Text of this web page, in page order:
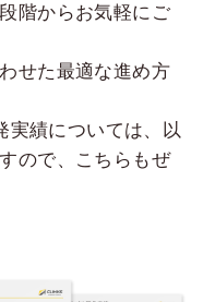
階からお気軽にご
せた最適な進め方
実績については、以
ので、こちらもぜ